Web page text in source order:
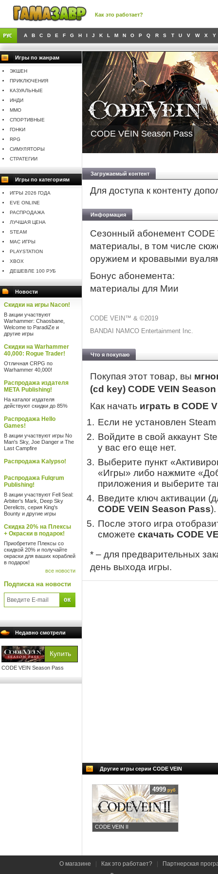
Как это работает?
A B C D E F G H I J K L M N O P Q R S T U V W X Y
Игры по жанрам
ЭКШЕН
ПРИКЛЮЧЕНИЯ
КАЗУАЛЬНЫЕ
ИНДИ
MMO
СПОРТИВНЫЕ
ГОНКИ
RPG
СИМУЛЯТОРЫ
СТРАТЕГИИ
Игры по категориям
ИГРЫ 2026 ГОДА
EVE ONLINE
РАСПРОДАЖА
ЛУЧШАЯ ЦЕНА
STEAM
MAC ИГРЫ
PLAYSTATION
XBOX
ДЕШЕВЛЕ 100 РУБ
Новости
Скидки на игры Nacon!
В акции участвуют
Warhammer: Chaosbane,
Welcome to ParadiZe и
другие игры
Скидки на Warhammer
40,000: Rogue Trader!
Отличная CRPG по
Warhammer 40,000!
Распродажа издателя
META Publishing!
На каталог издателя
действуют скидки до 85%
Распродажа Hello
Games!
В акции участвуют игры No
Man's Sky, Joe Danger и The
Last Campfire
Распродажа Kalypso!
Распродажа Fulqrum
Publishing!
В акции участвуют Fell Seal:
Arbiter's Mark, Deep Sky
Derelicts, серия King's
Bounty и другие игры
Скидка 20% на Плексы
+ Окраски в подарок!
Приобретите Плексы со
скидкой 20% и получайте
окраски для ваших кораблей
в подарок!
все новости
Подписка на новости
Недавно смотрели
CODE VEIN Season Pass
CODE VEIN Season Pass
Загружаемый контент
Для доступа к контенту
Информация
Сезонный абонемент CODE
материалы, в том числе
оружием и кровавыми
Бонус абонемента:
материалы для Мии
CODE VEIN™ & ©2019
BANDAI NAMCO Entertainment Inc.
Что я покупаю
Покупая этот товар, вы
(cd key) CODE VEIN
Как начать играть в CODE
Если не установлен
Войдите в свой аккаунт
у вас его еще нет.
Выберите пункт
«Игры» либо нажмите
приложения и выберите
Введите ключ активации
CODE VEIN Season Pass).
После этого игра
сможете скачать CODE
* – для предварительных
день выхода игры.
Другие игры серии CODE VEIN
CODE VEIN II
4999руб
О магазине Как это работает? Партнерская